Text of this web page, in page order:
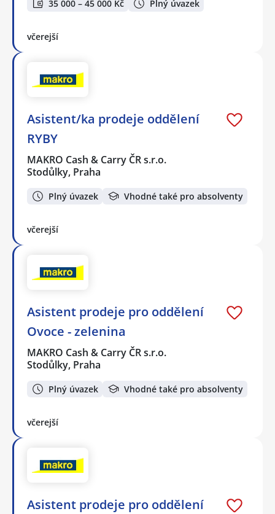
35 000 – 45 000 Kč Plný úvazek
včerejší
Asistent/ka prodeje oddělení
RYBY
MAKRO Cash & Carry ČR s.r.o.
Stodůlky, Praha
Plný úvazek Vhodné také pro absolventy
včerejší
Asistent prodeje pro oddělení
Ovoce - zelenina
MAKRO Cash & Carry ČR s.r.o.
Stodůlky, Praha
Plný úvazek Vhodné také pro absolventy
včerejší
Asistent prodeje pro oddělení